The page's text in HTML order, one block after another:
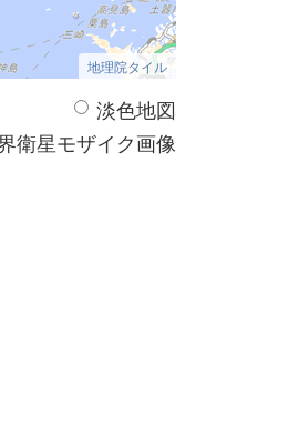
地理院タイル
淡色地図
衛星モザイク画像